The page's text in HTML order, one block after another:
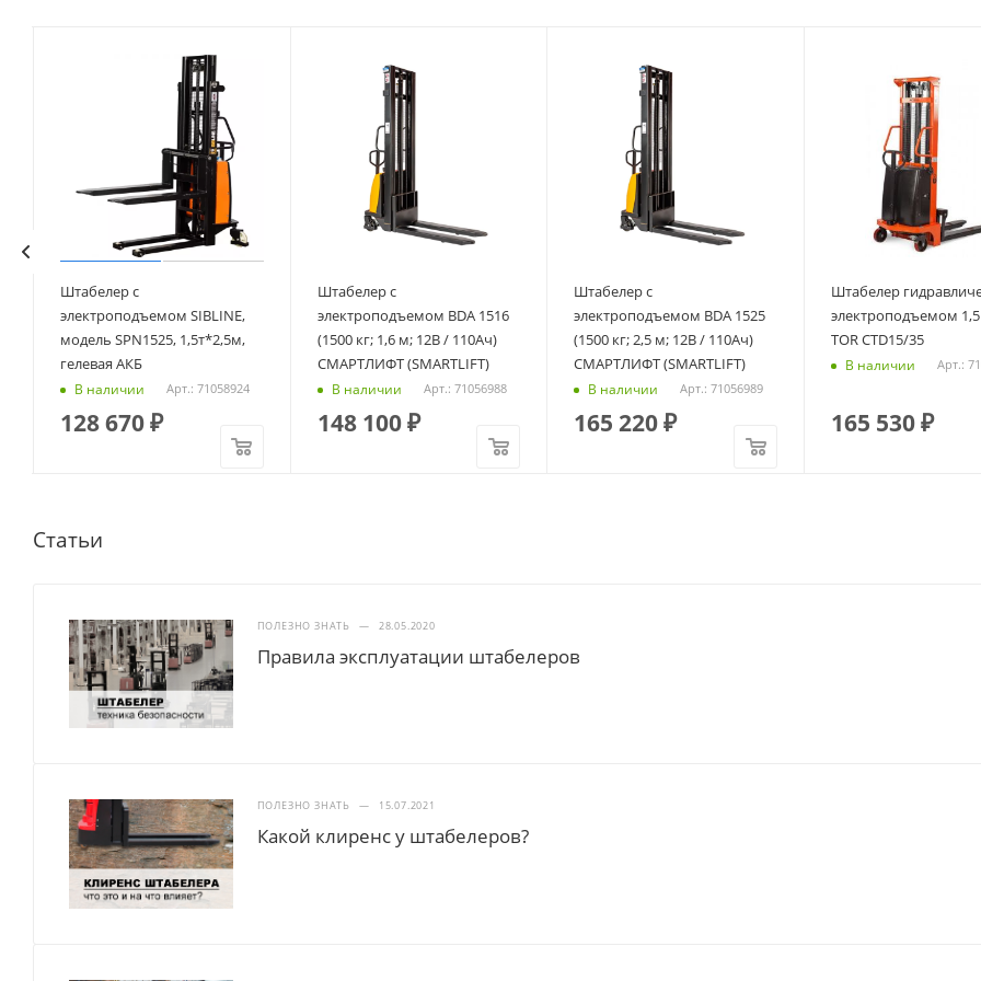
Штабелер с
электроподъемом SIBLINE,
модель SPN1525, 1,5т*2,5м,
гелевая АКБ
В наличии Арт.: 71058924
128 670₽
Штабелер с
электроподъемом BDA 1516
(1500 кг; 1,6 м; 12В / 110Ач)
СМАРТЛИФТ (SMARTLIFT)
В наличии Арт.: 71056988
148 100₽
Штабелер с
электроподъемом BDA 1525
(1500 кг; 2,5 м; 12В / 110Ач)
СМАРТЛИФТ (SMARTLIFT)
В наличии Арт.: 71056989
165 220₽
Штабелер
электроподъемом 1,5
TOR CTD15/35
В наличии Арт.:
165 530₽
Статьи
ПОЛЕЗНО ЗНАТЬ — 28.05.2020
Правила эксплуатации штабелеров
ПОЛЕЗНО ЗНАТЬ — 15.07.2021
Какой клиренс у штабелеров?